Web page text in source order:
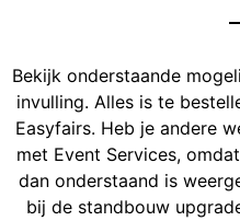
Bekijk onderstaande
invulling. Alles is te
Easyfairs. Heb je andere
met Event Services,
dan onderstaand is
bij de standbouw